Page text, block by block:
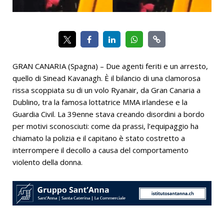
GRAN CANARIA (Spagna) – Due agenti feriti e un arresto,
quello di Sinead Kavanagh. È il bilancio di una clamorosa
rissa scoppiata su di un volo Ryanair, da Gran Canaria a
Dublino, tra la famosa lottatrice MMA irlandese e la
Guardia Civil. La 39enne stava creando disordini a bordo
per motivi sconosciuti: come da prassi, l’equipaggio ha
chiamato la polizia e il capitano è stato costretto a
interrompere il decollo a causa del comportamento
violento della donna.